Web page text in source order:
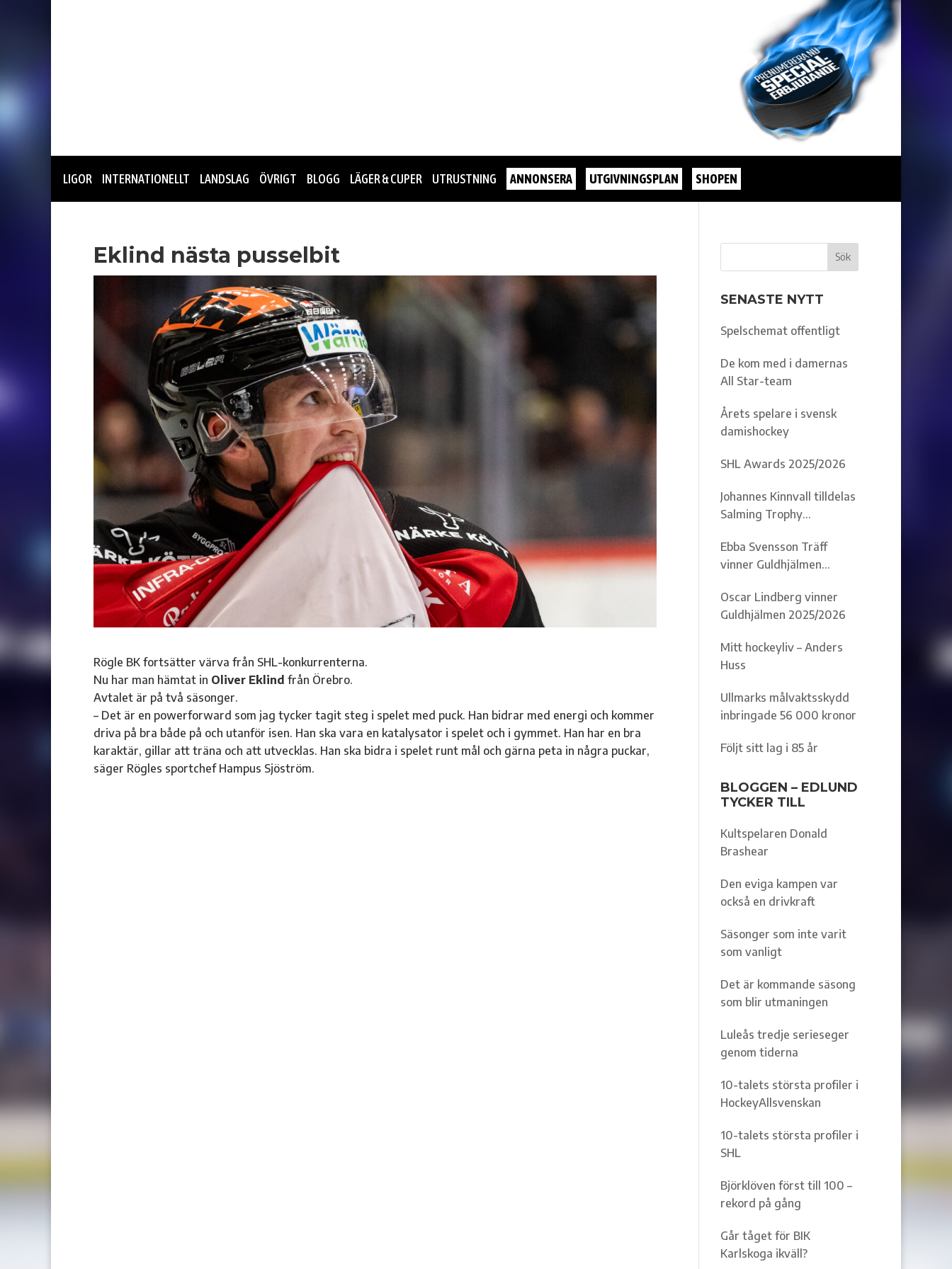
LIGOR INTERNATIONELLT LANDSLAG ÖVRIGT BLOGG LÄGER & CUPER UTRUSTNING ANNONSERA UTGIVNINGSPLAN SHOPEN
Eklind nästa pusselbit
Rögle BK fortsätter värva från SHL-konkurrenterna.
Nu har man hämtat in Oliver Eklind från Örebro.
Avtalet är på två säsonger.
– Det är en powerforward som jag tycker tagit steg i spelet med puck. Han bidrar med energi och kommer
driva på bra både på och utanför isen. Han ska vara en katalysator i spelet och i gymmet. Han har en bra
karaktär, gillar att träna och att utvecklas. Han ska bidra i spelet runt mål och gärna peta in några puckar,
säger Rögles sportchef Hampus Sjöström.
SENASTE NYTT
Spelschemat offentligt
De kom med i damernas
All Star-team
Årets spelare i svensk
damishockey
SHL Awards 2025/2026
Johannes Kinnvall tilldelas
Salming Trophy
Ebba Svensson Träff
vinner Guldhjälmen
Oscar Lindberg vinner
Guldhjälmen 2025/2026
Mitt hockeyliv – Anders
Huss
Ullmarks målvaktsskydd
inbringade 56 000 kronor
Följt sitt lag i 85 år
BLOGGEN – EDLUND
TYCKER TILL
Kultspelaren Donald
Brashear
Den eviga kampen var
också en drivkraft
Säsonger som inte varit
som vanligt
Det är kommande säsong
som blir utmaningen
Luleås tredje serieseger
genom tiderna
10-talets största profiler i
HockeyAllsvenskan
10-talets största profiler i
SHL
Björklöven först till 100 –
rekord på gång
Går tåget för BIK
Karlskoga ikväll?